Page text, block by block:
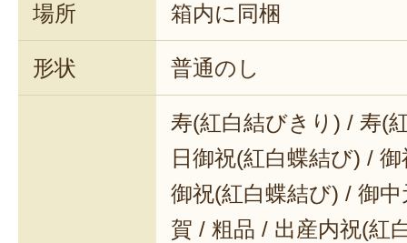
場所 箱内に同梱
形状 普通のし
寿(紅白結びきり) / 寿(
日御祝(紅白蝶結び) /
御祝(紅白蝶結び) / 御
賀 / 粗品 / 出産内祝(紅